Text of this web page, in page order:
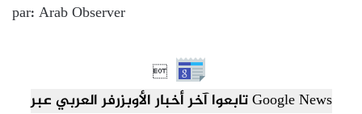
par: Arab Observer

تابعوا آخر أخبار الأوبزرفر العربي عبر Google News